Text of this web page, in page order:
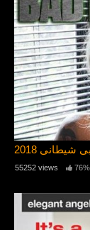
2018
55252 views 76%